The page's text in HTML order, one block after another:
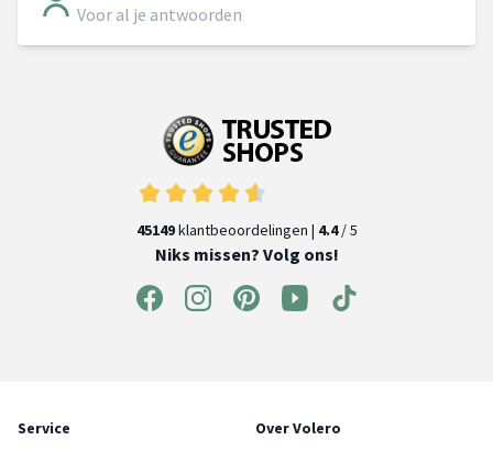
Voor al je antwoorden
45149klantbeoordelingen | 4.4/ 5
Niks missen? Volg ons!
Service Over Volero